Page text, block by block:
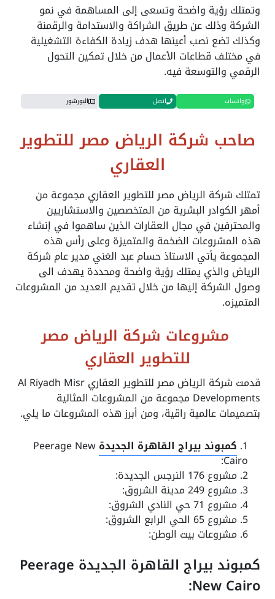
وتمتلك رؤية واضحة وتسعى إلى المساهمة في نمو
الشركة وذلك عن طريق الشراكة والاستدامة والرقمنة
وكذلك تضع نصب أعينها هدف زيادة الكفاءة التشغيلية
في مختلف قطاعات الأعمال من خلال تمكين التحول
الرقمي والتوسعة فيه.
واتساب اتصل البورشور
صاحب شركة الرياض مصر للتطوير
العقاري
تمتلك شركة الرياض مصر للتطوير العقاري مجموعة من
أمهر الكوادر البشرية من المتخصصين والاستشاريين
والمحترفين في مجال العقارات الذين ساهموا في إنشاء
هذه المشروعات الضخمة والمتميزة وعلى رأس هذه
المجموعة يأتي الاستاذ حسام عبد الغني مدير عام شركة
الرياض والذي يمتلك رؤية واضحة ومحددة يهدف الى
وصول الشركة إليها من خلال تقديم العديد من المشروعات
المتميزه.
مشروعات شركة الرياض مصر
للتطوير العقاري
قدمت شركة الرياض مصر للتطوير العقاريAl Riyadh Misr
Developments مجموعة من المشروعات المثالية
بتصميمات عالمية راقية، ومن أبرز هذه المشروعات ما يلي.
كمبوند بيراج القاهرة الجديدةPeerage New
Cairo:
مشروع 176 النرجس الجديدة:
مشروع 249 مدينة الشروق:
مشروع 71 حي النادي الشروق:
مشروع 65 الحي الرابع الشروق:
مشروعات بيت الوطن:
كمبوند بيراج القاهرة الجديدة Peerage
New Cairo: